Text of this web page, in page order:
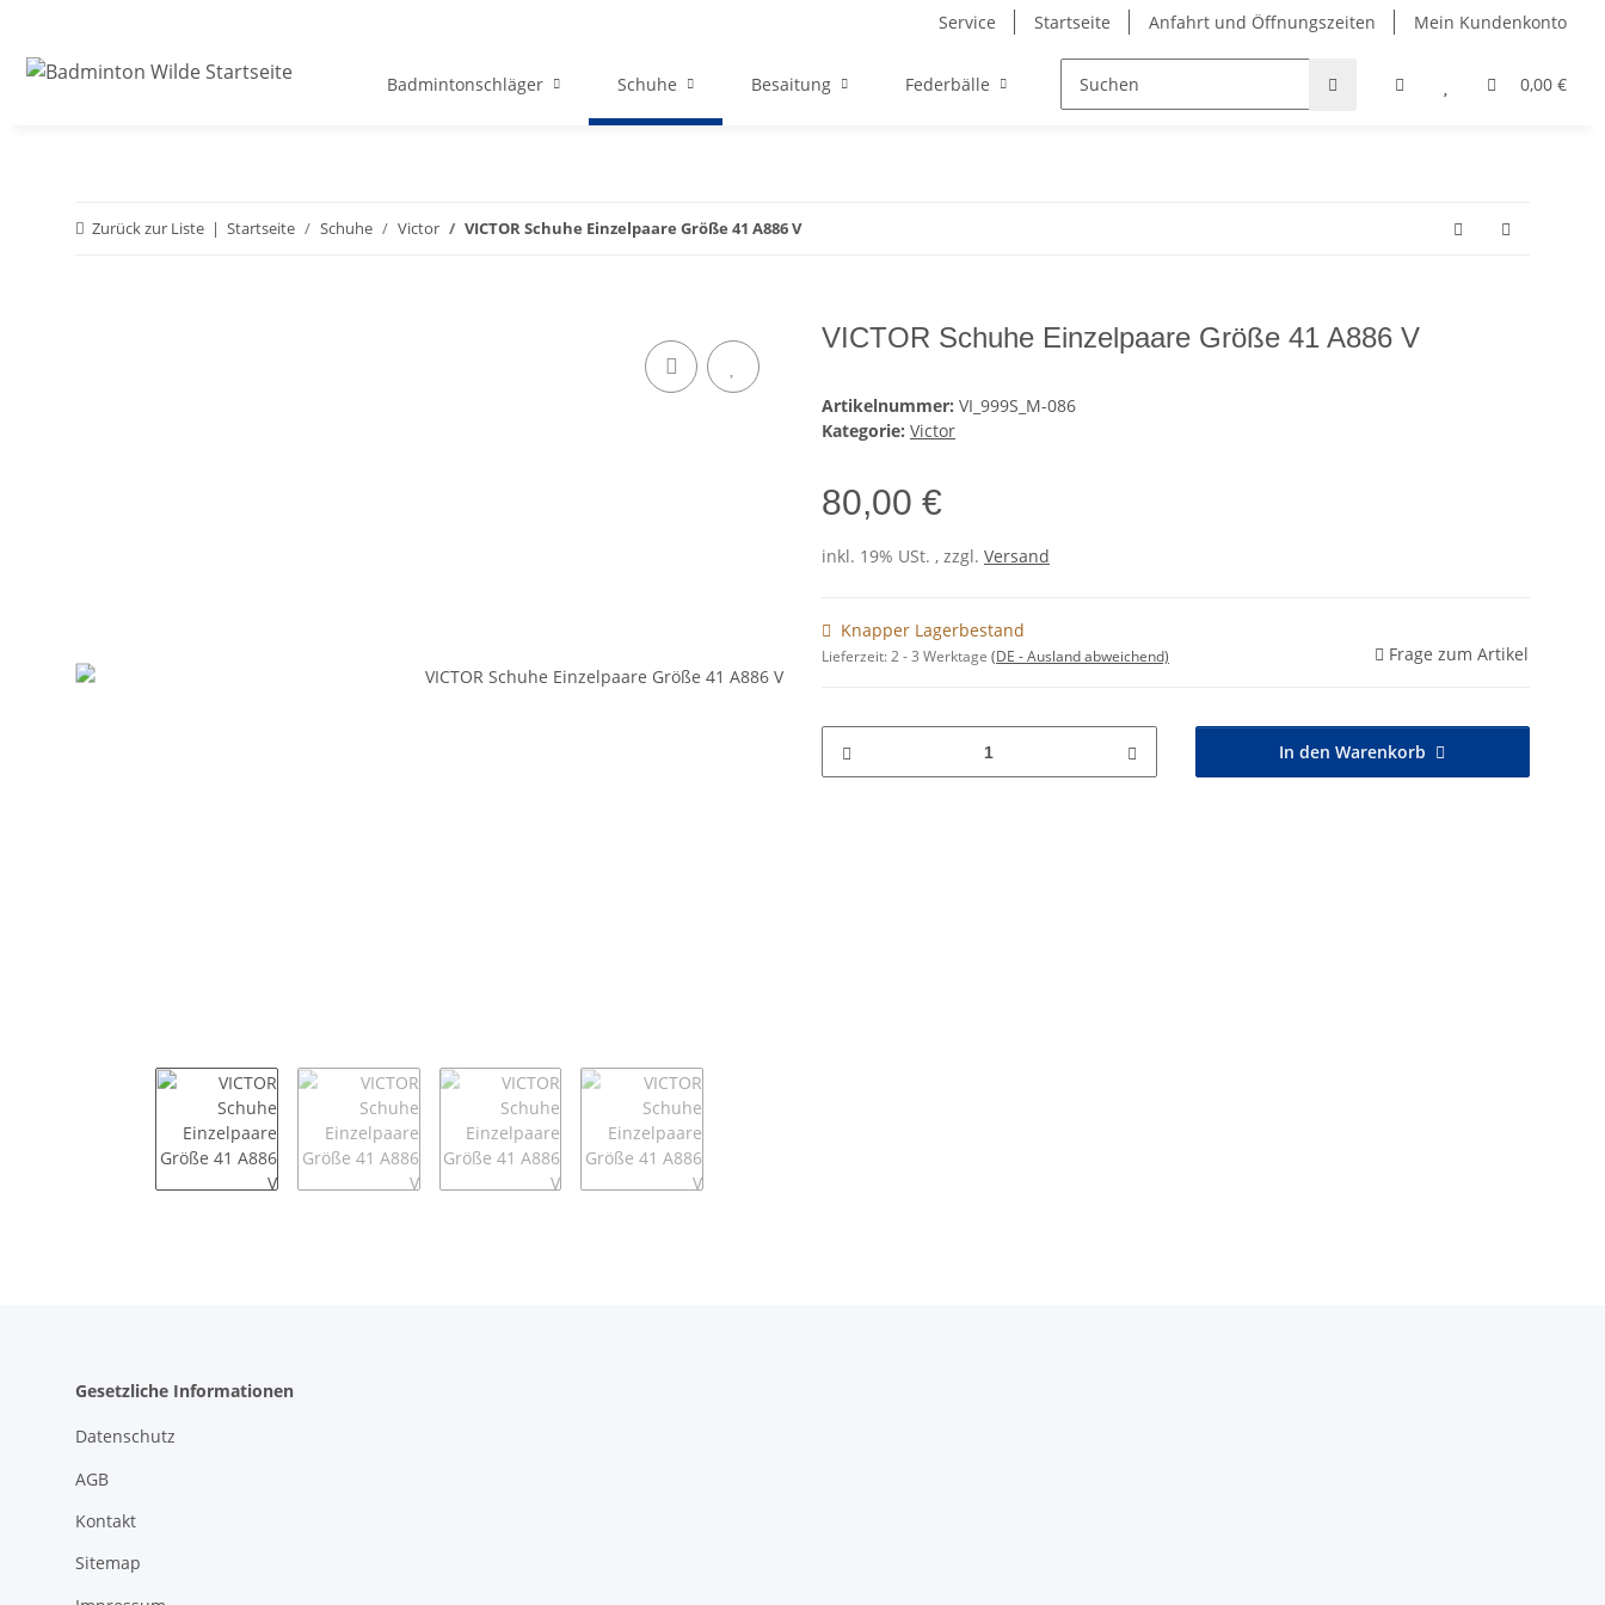
Service Startseite Anfahrt und Öffnungszeiten Mein Kundenkonto
0,00 €
Badmintonschläger Schuhe Besaitung Federbälle Taschen Griffbänder Padel und
Zurück zur Liste Startseite Schuhe Victor VICTOR Schuhe Einzelpaare Größe 41 A886 V
VICTOR Schuhe Einzelpaare Größe 41 A886 V
Artikelnummer: VI_999S_M-086
Kategorie: Victor
80,00 €
inkl. 19% USt. , zzgl. Versand
Knapper Lagerbestand
Lieferzeit:2 - 3 Werktage (DE - Ausland abweichend) Frage zum Artikel
In den Warenkorb
Gesetzliche Informationen
Datenschutz
AGB
Kontakt
Sitemap